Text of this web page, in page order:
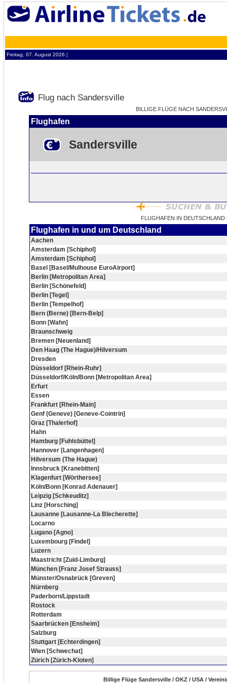
Freitag, 07. August 2026 ¦
Flug nach Sandersville
BILLIGE FLÜGE NACH
Flughafen
Sandersville
FLUGHAFEN IN
Flughafen in und um Deutschland
Aachen
Amsterdam [Schiphol]
Amsterdam [Schiphol]
Basel [Basel/Mulhouse EuroAirport]
Berlin [Metropolitan Area]
Berlin [Schönefeld]
Berlin [Tegel]
Berlin [Tempelhof]
Bern (Berne) [Bern-Belp]
Bonn [Wahn]
Braunschweig
Bremen [Neuenland]
Den Haag (The Hague)/Hilversum
Dresden
Düsseldorf [Rhein-Ruhr]
Düsseldorf/Köln/Bonn [Metropolitan Area]
Erfurt
Essen
Frankfurt [Rhein-Main]
Genf (Geneve) [Geneve-Cointrin]
Graz [Thalerhof]
Hahn
Hamburg [Fuhlsbüttel]
Hannover [Langenhagen]
Hilversum (The Hague)
Innsbruck [Kranebitten]
Klagenfurt [Wörthersee]
Köln/Bonn [Konrad Adenauer]
Leipzig [Schkeuditz]
Linz [Horsching]
Lausanne [Lausanne-La Blecherette]
Locarno
Lugano [Agno]
Luxembourg [Findel]
Luzern
Maastricht [Zuid-Limburg]
München [Franz Josef Strauss]
Münster/Osnabrück [Greven]
Nürnberg
Paderborn/Lippstadt
Rostock
Rotterdam
Saarbrücken [Ensheim]
Salzburg
Stuttgart [Echterdingen]
Wien [Schwechat]
Zürich [Zürich-Kloten]
Billige Flüge Sandersville / OKZ / USA /